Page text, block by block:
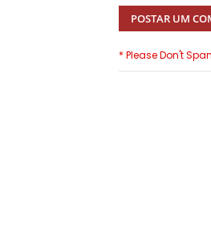
POSTAR UM
* Please Don't